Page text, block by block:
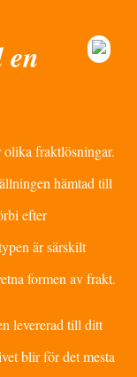
en
olika fraktlösningar.
hämtad till
efter
är särskilt
formen av frakt.
levererad till ditt
blir för det mesta